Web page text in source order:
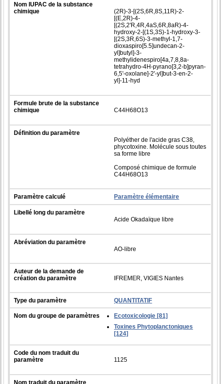
Nom IUPAC de la substance
chimique
(2R)-3-[(2S,6R,8S,11R)-2-
[(E,2R)-4-
[(2S,2'R,4R,4aS,6R,8aR)-4-
hydroxy-2-[(1S,3S)-1-hydroxy-3-
[(2S,3R,6S)-3-methyl-1,7-
dioxaspiro[5.5]undecan-2-
yl]butyl]-3-
methylidenespiro[4a,7,8,8a-
tetrahydro-4H-pyrano[3,2-b]pyran-
6,5'-oxolane]-2'-yl]but-3-en-2-
yl]-11-hyd
Formule brute de la substance
chimique
C44H68O13
Définition du paramètre
Polyéther de l'acide gras C38,
phycotoxine. Molécule sous toutes
sa forme libre
Composé chimique de formule
C44H68O13
Paramètre calculé Paramètre élémentaire
Libellé long du paramètre
Acide Okadaïque libre
Abréviation du paramètre
AO-libre
Auteur de la demande de
création du paramètre
IFREMER, VIGIES Nantes
Type du paramètre QUANTITATIF
Nom du groupe de paramètres
Ecotoxicologie [81]
Toxines Phytoplanctoniques
[124]
Code du nom traduit du
paramètre
1125
Nom traduit du paramètre